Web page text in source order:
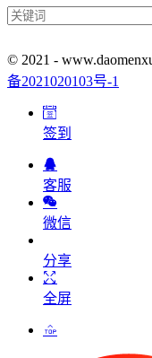
© 2021 -
备2021020103号-1
签到
客服
微信
分享
全屏